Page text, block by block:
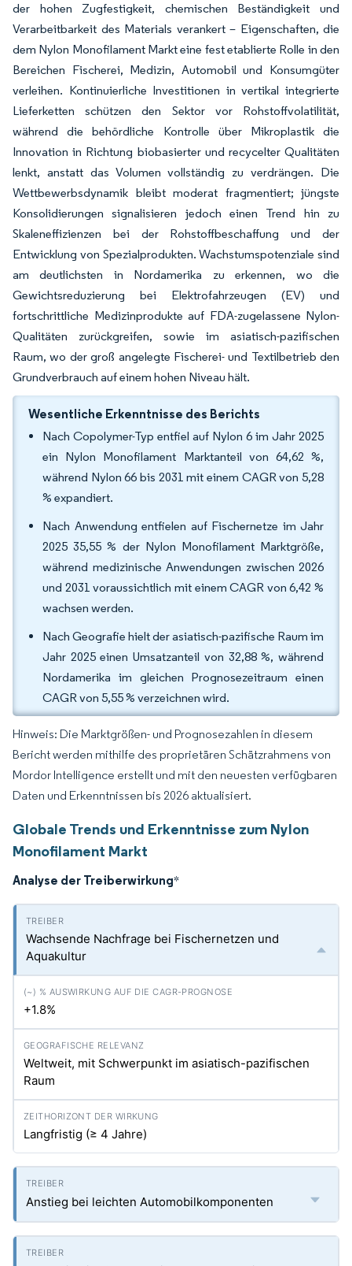
der hohen Zugfestigkeit, chemischen Beständigkeit und
Verarbeitbarkeit des Materials verankert – Eigenschaften, die
dem Nylon Monofilament Markt eine fest etablierte Rolle in den
Bereichen Fischerei, Medizin, Automobil und Konsumgüter
verleihen. Kontinuierliche Investitionen in vertikal integrierte
Lieferketten schützen den Sektor vor Rohstoffvolatilität,
während die behördliche Kontrolle über Mikroplastik die
Innovation in Richtung biobasierter und recycelter Qualitäten
lenkt, anstatt das Volumen vollständig zu verdrängen. Die
Wettbewerbsdynamik bleibt moderat fragmentiert; jüngste
Konsolidierungen signalisieren jedoch einen Trend hin zu
Skaleneffizienzen bei der Rohstoffbeschaffung und der
Entwicklung von Spezialprodukten. Wachstumspotenziale sind
am deutlichsten in Nordamerika zu erkennen, wo die
Gewichtsreduzierung bei Elektrofahrzeugen (EV) und
fortschrittliche Medizinprodukte auf FDA-zugelassene Nylon-
Qualitäten zurückgreifen, sowie im asiatisch-pazifischen
Raum, wo der groß angelegte Fischerei- und Textilbetrieb den
Grundverbrauch auf einem hohen Niveau hält.
Wesentliche Erkenntnisse des Berichts
Nach Copolymer-Typ entfiel auf Nylon 6 im Jahr 2025
ein Nylon Monofilament Marktanteil von 64,62 %,
während Nylon 66 bis 2031 mit einem CAGR von 5,28
% expandiert.
Nach Anwendung entfielen auf Fischernetze im Jahr
2025 35,55 % der Nylon Monofilament Marktgröße,
während medizinische Anwendungen zwischen 2026
und 2031 voraussichtlich mit einem CAGR von 6,42 %
wachsen werden.
Nach Geografie hielt der asiatisch-pazifische Raum im
Jahr 2025 einen Umsatzanteil von 32,88 %, während
Nordamerika im gleichen Prognosezeitraum einen
CAGR von 5,55 % verzeichnen wird.
Hinweis: Die Marktgrößen- und Prognosezahlen in diesem
Bericht werden mithilfe des proprietären Schätzrahmens von
Mordor Intelligence erstellt und mit den neuesten verfügbaren
Daten und Erkenntnissen bis 2026 aktualisiert.
Globale Trends und Erkenntnisse zum Nylon
Monofilament Markt
Analyse der Treiberwirkung*
Wachsende Nachfrage bei Fischernetzen und
Aquakultur
+1.8%
Weltweit, mit Schwerpunkt im asiatisch-pazifischen
Raum
Langfristig (≥ 4 Jahre)
Anstieg bei leichten Automobilkomponenten